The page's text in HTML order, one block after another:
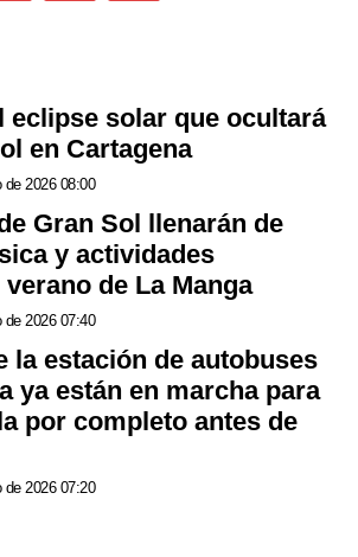
eclipse solar que ocultará
en Cartagena
de 2026 08:00
Gran Sol llenarán de
y actividades
de La Manga
de 2026 07:40
la estación de autobuses
ya están en marcha para
por completo antes de
de 2026 07:20